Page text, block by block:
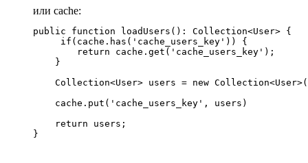
или cache:
public function loadUsers(): Collection<User> {
     if(cache.has('cache_users_key')) {
        return cache.get('cache_users_key');
    }
Collection<User> users = new
    cache.put('cache_users_key', users)
    return users;
}